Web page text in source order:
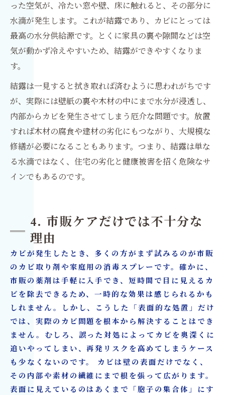
った空気が、冷たい窓や壁、床に触れると、その部分に
水滴が発生します。これが結露であり、カビにとっては
最高の水分供給源です。とくに家具の裏や隙間などは空
気が動かず冷えやすいため、結露ができやすくなりま
す。
結露は一見すると拭き取れば済むように思われがちです
が、実際には壁紙の裏や木材の中にまで水分が浸透し、
内部からカビを発生させてしまう厄介な問題です。放置
すれば木材の腐食や建材の劣化にもつながり、大規模な
修繕が必要になることもあります。つまり、結露は単な
る水滴ではなく、住宅の劣化と健康被害を招く危険なサ
インでもあるのです。
4. 市販ケアだけでは不十分な
理由
カビが発生したとき、多くの方がまず試みるのが市販
のカビ取り剤や家庭用の消毒スプレーです。確かに、
市販の薬剤は手軽に入手でき、短時間で目に見えるカ
ビを除去できるため、一時的な効果は感じられるかも
しれません。しかし、こうした「表面的な処置」だけ
では、実際のカビ問題を根本から解決することはでき
ません。むしろ、誤った対処によってカビを奥深くに
追いやってしまい、再発リスクを高めてしまうケース
も少なくないのです。 カビは壁の表面だけでなく、
その内部や素材の繊維にまで根を張って広がります。
表面に見えているのはあくまで「胞子の集合体」にす